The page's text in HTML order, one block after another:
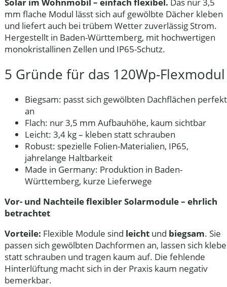
Solar im Wohnmobil – einfach flexibel. Das nur 3,5
mm flache Modul lässt sich auf gewölbte Dächer kleben
und liefert auch bei trübem Wetter zuverlässig Strom.
Hergestellt in Baden-Württemberg, mit hochwertigen
monokristallinen Zellen und IP65-Schutz.
5 Gründe für das 120Wp-Flexmodul
Biegsam: passt sich gewölbten Dachflächen perfekt
an
Flach: nur 3,5 mm Aufbauhöhe, kaum sichtbar
Leicht: 3,4 kg – kleben statt schrauben
Robust: spezielle Folien-Materialien, IP65,
jahrelange Haltbarkeit
Made in Germany: Produktion in Baden-
Württemberg, kurze Lieferwege
Vor- und Nachteile flexibler Solarmodule – ehrlich
betrachtet
Vorteile: Flexible Module sind leichtund biegsam. Sie
passen sich gewölbten Dachformen an, lassen sich
statt schrauben und tragen kaum auf. Die fehlende
Hinterlüftung macht sich in der Praxis kaum negativ
bemerkbar.